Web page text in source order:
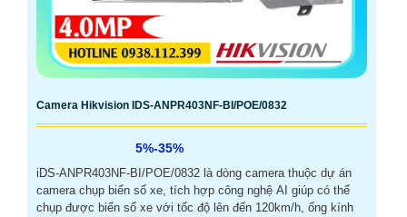
Camera Hikvision IDS-ANPR403NF-BI/POE/0832
5%-35%
iDS-ANPR403NF-BI/POE/0832 là dòng camera thuộc dự án
camera chụp biển số xe, tích hợp công nghệ AI giúp có thể
chụp được biển số xe với tốc độ lên đến 120km/h, ống kính